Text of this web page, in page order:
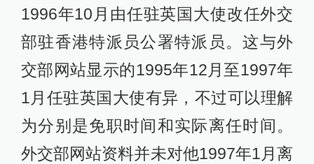
1996年10月由任驻英国大使改任外交
部驻香港特派员公署特派员。这与外
交部网站显示的1995年12月至1997年
1月任驻英国大使有异，不过可以理解
为分别是免职时间和实际离任时间。
外交部网站资料并未对他1997年1月离